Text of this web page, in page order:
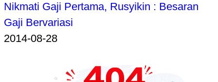
Nikmati Gaji Pertama, Rusyikin : Besaran
Gaji Bervariasi
2014-08-28